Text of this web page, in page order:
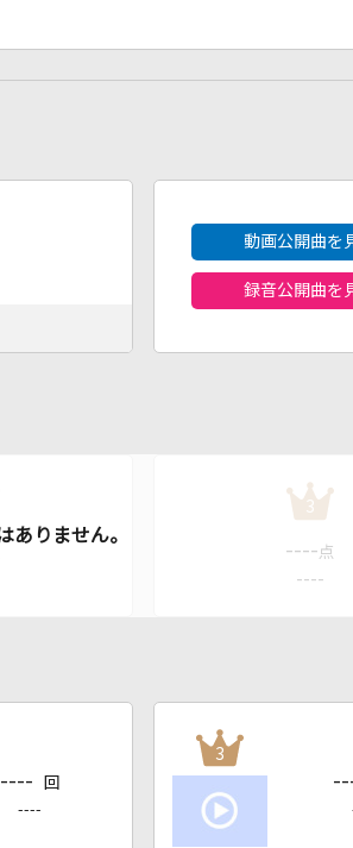
動画公開曲を
録音公開曲を
3
---- 点
----
---- 回
----
3